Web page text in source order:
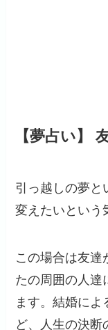
【夢占い】
引っ越しの夢と
変えたいという
この場合は友達
たの周囲の人達
ます。結婚によ
ど、人生の決断